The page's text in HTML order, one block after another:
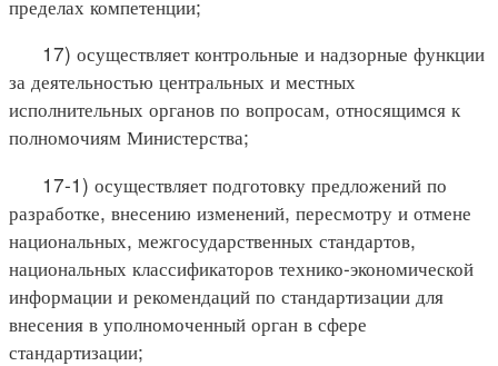
пределах компетенции;
17) осуществляет контрольные и надзорные функции
за деятельностью центральных и местных
исполнительных органов по вопросам, относящимся к
полномочиям Министерства;
17-1) осуществляет подготовку предложений по
разработке, внесению изменений, пересмотру и отмене
национальных, межгосударственных стандартов,
национальных классификаторов технико-экономической
информации и рекомендаций по стандартизации для
внесения в уполномоченный орган в сфере
стандартизации;